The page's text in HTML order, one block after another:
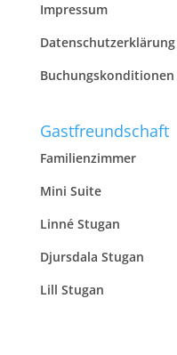
Impressum
Datenschutzerklärung
Buchungskonditionen
Gastfreundschaft
Familienzimmer
Mini Suite
Linné Stugan
Djursdala Stugan
Lill Stugan